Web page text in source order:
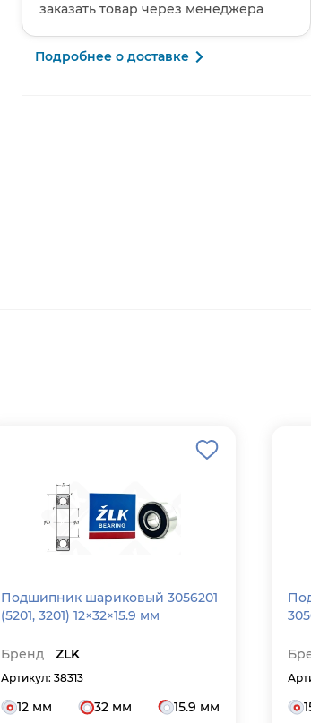
заказать товар через менеджера
Подробнее о доставке
Подшипник шариковый 3056201
(5201, 3201) 12×32×15.9 мм
Бренд ZLK
Артикул: 38313
12 мм 32 мм 15.9 мм